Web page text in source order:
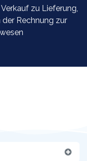
zu Lieferung,
Rechnung zur